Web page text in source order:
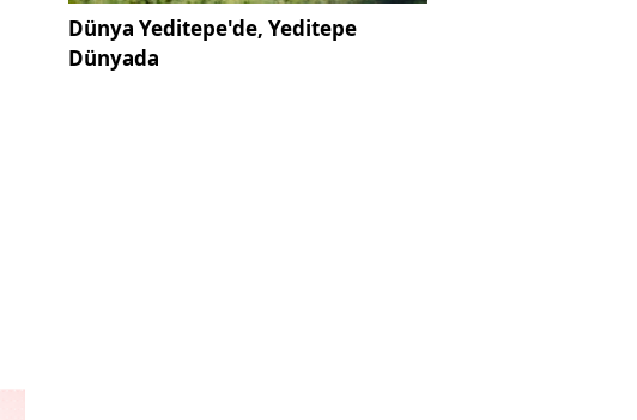
Dünya Yeditepe'de, Yeditepe
Dünyada